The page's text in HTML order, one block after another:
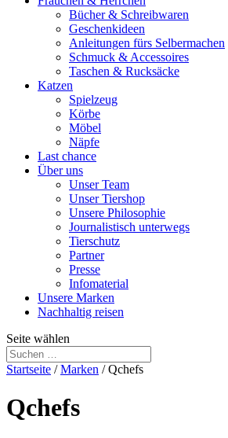
Bücher & Schreibwaren
Geschenkideen
Anleitungen fürs Selbermachen
Schmuck & Accessoires
Taschen & Rucksäcke
Katzen
Spielzeug
Körbe
Möbel
Näpfe
Last chance
Über uns
Unser Team
Unser Tiershop
Unsere Philosophie
Journalistisch unterwegs
Tierschutz
Partner
Presse
Infomaterial
Unsere Marken
Nachhaltig reisen
Seite wählen
Startseite /Marken / Qchefs
Qchefs